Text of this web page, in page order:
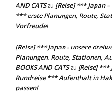
AND CATSzu [Reise] *** Japan
*** erste Planungen, Route,
Vorfreude!
[Reise] *** Japan - unsere
Planungen, Route, Stationen,
BOOKS AND CATSzu [Reise] ***
Rundreise *** Aufenthalt in
passen!